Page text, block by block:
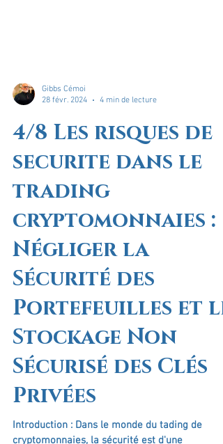
Gibbs Cémoi
28 févr. 2024
4 min de lecture
4/8 Les risques de
securite dans le
trading
cryptomonnaies :
Négliger la
Sécurité des
Portefeuilles et le
Stockage Non
Sécurisé des Clés
Privées